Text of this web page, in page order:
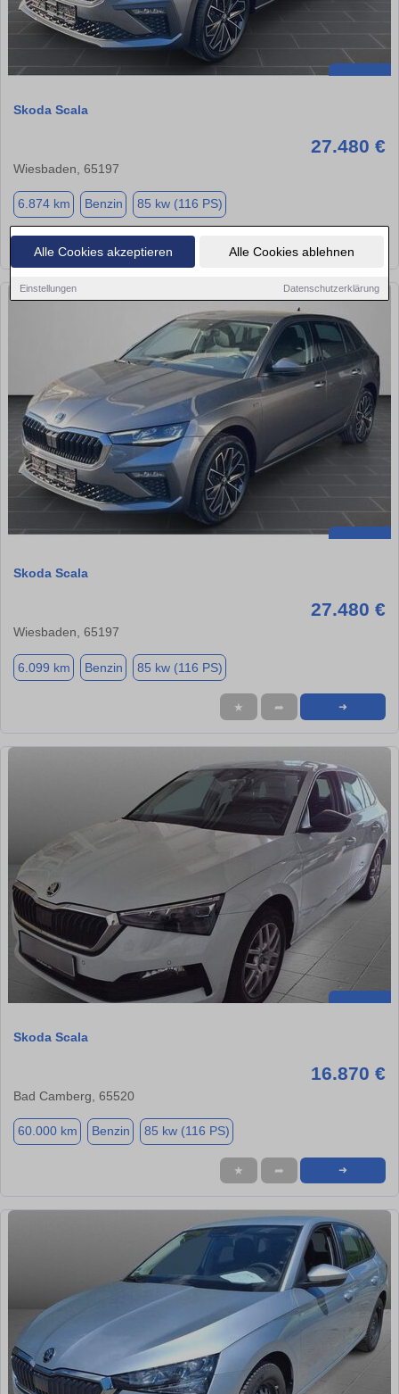
Alle Cookies akzeptieren Alle Cookies ablehnen
Einstellungen Datenschutzerklärung
Skoda Scala
27.480 €
Wiesbaden, 65197
6.874 km Benzin 85 kw (116 PS)
Skoda Scala
27.480 €
Wiesbaden, 65197
6.099 km Benzin 85 kw (116 PS)
★ ➦ ➜
Skoda Scala
16.870 €
Bad Camberg, 65520
60.000 km Benzin 85 kw (116 PS)
★ ➦ ➜